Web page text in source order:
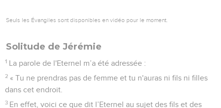
Seuls les Évangiles sont disponibles en vidéo pour le moment.
Solitude de Jérémie
1 La parole de l'Eternel m’a été adressée :
2 « Tu ne prendras pas de femme et tu n'auras ni fils ni filles
dans cet endroit.
3 En effet, voici ce que dit l’Eternel au sujet des fils et des